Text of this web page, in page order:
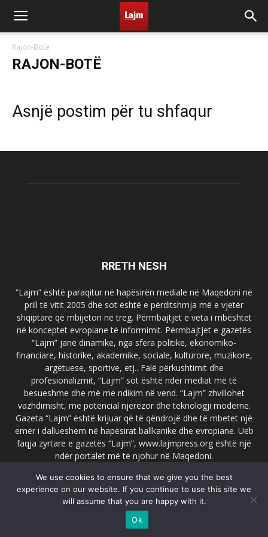
Rajon-Botë
RAJON-BOTË
Asnjë postim për tu shfaqur
RRETH NESH
“Lajm” është paraqitur në hapësirën mediale në Maqedoni në
prill të vitit 2005 dhe sot është e përditshmja më e vjetër
shqiptare që mbijeton në treg. Përmbajtjet e veta i mbështet
në konceptet evropiane të informimit. Përmbajtjet e gazetës
“Lajm” janë dinamike, nga sfera politike, ekonomiko-
financiare, historike, akademike, sociale, kulturore, muzikore,
argëtuese, sportive, etj.. Falë përkushtimit dhe
profesionalizmit, “Lajm” sot është ndër mediat më të
besueshme dhe më me ndikim në vend. “Lajm” zhvillohet
vazhdimisht, me potencial njerëzor dhe teknologji moderne.
Gazeta “Lajm” është krijuar që të qëndrojë dhe të mbetet një
emër i dallueshëm në hapësirat ballkanike dhe evropiane. Ueb
faqja zyrtare e gazetës “Lajm”, www.lajmpress.org është një
ndër portalet më të njohur në Maqedoni.
Na kontakto:lajm.sk@gmail.com
We use cookies to ensure that we give you the best
experience on our website. If you continue to use this site we
will assume that you are happy with it.
Ok